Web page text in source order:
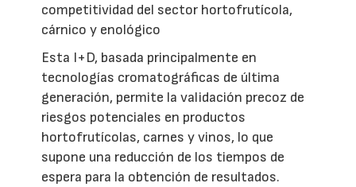
competitividad del sector hortofrutícola,
cárnico y enológico
Esta I+D, basada principalmente en
tecnologías cromatográficas de última
generación, permite la validación precoz de
riesgos potenciales en productos
hortofrutícolas, carnes y vinos, lo que
supone una reducción de los tiempos de
espera para la obtención de resultados.